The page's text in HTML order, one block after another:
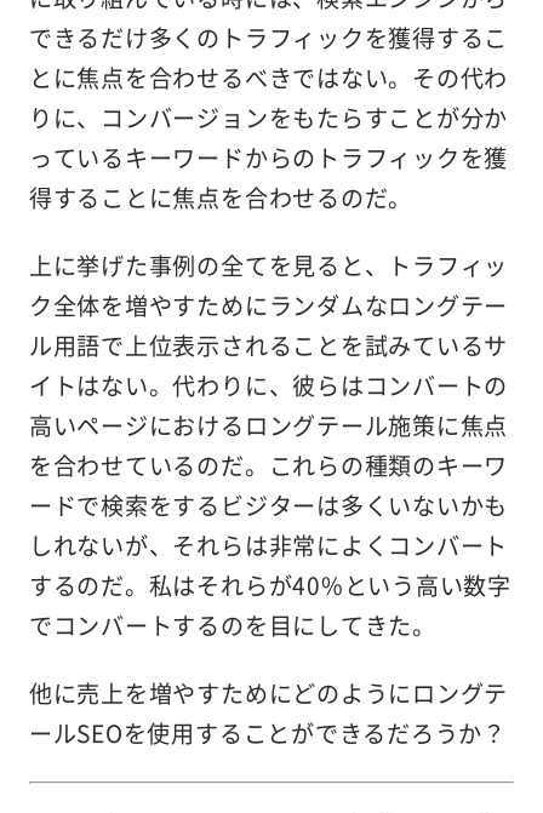
できるだけ多くのトラフィックを獲得するこ
とに焦点を合わせるべきではない。その代わ
りに、コンバージョンをもたらすことが分か
っているキーワードからのトラフィックを獲
得することに焦点を合わせるのだ。
上に挙げた事例の全てを見ると、トラフィッ
ク全体を増やすためにランダムなロングテー
ル用語で上位表示されることを試みているサ
イトはない。代わりに、彼らはコンバートの
高いページにおけるロングテール施策に焦点
を合わせているのだ。これらの種類のキーワ
ードで検索をするビジターは多くいないかも
しれないが、それらは非常によくコンバート
するのだ。私はそれらが40%という高い数字
でコンバートするのを目にしてきた。
他に売上を増やすためにどのようにロングテ
ールSEOを使用することができるだろうか？